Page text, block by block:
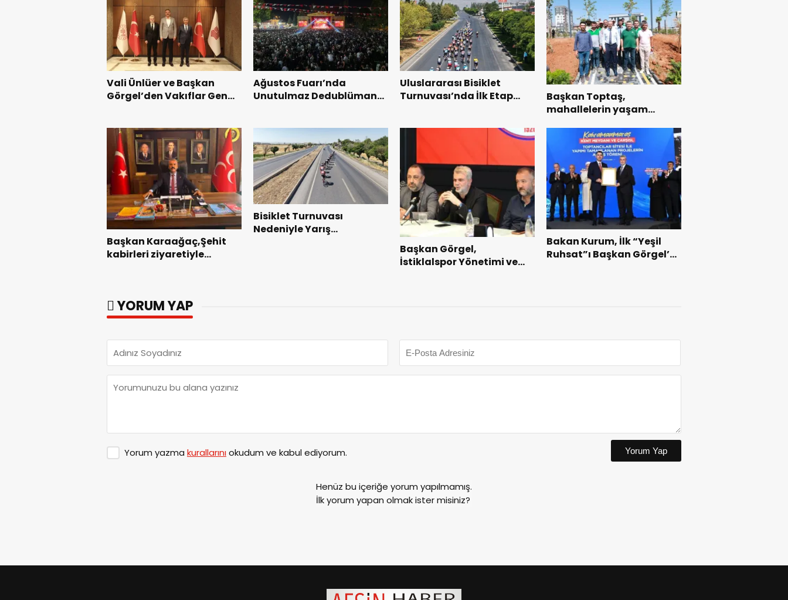
Vali Ünlüer ve Başkan
Görgel’den Vakıflar Genel
Ağustos Fuarı’nda
Unutulmaz Dedublüman
Uluslararası Bisiklet
Turnuvası’nda İlk Etap
Başkan Toptaş,
mahallelerin yaşam
ziyaret etti.
Başkan Karaağaç,Şehit
kabirleri ziyaretiyle
Bisiklet Turnuvası
Nedeniyle Yarış
Başkan Görgel,
İstiklalspor Yönetimi ve
Bakan Kurum, İlk “Yeşil
Ruhsat”ı Başkan Görgel’e
YORUM YAP
Yorum yazma kurallarınıokudum ve kabul ediyorum. Yorum Yap
Henüz bu içeriğe yorum yapılmamış.
İlk yorum yapan olmak ister misiniz?